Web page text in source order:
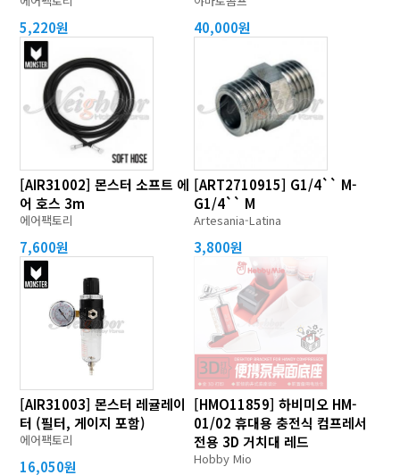
5,220원 40,000원
[AIR31002] 몬스터 소프트 에
어 호스 3m
에어팩토리
7,600원
[ART2710915] G1/4`` M-
G1/4`` M
Artesania-Latina
3,800원
[AIR31003] 몬스터 레귤레이
터 (필터, 게이지 포함)
에어팩토리
16,050원
[HMO11859] 하비미오 HM-
01/02 휴대용 충전식 컴프레서
전용 3D 거치대 레드
Hobby Mio